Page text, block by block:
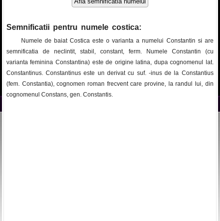
Semnificatii pentru numele costica:
Numele de baiat Costica este o varianta a numelui Constantin si are
semnificatia de neclintit, stabil, constant, ferm. Numele Constantin (cu
varianta feminina Constantina) este de origine latina, dupa cognomenul lat.
Constantinus. Constantinus este un derivat cu suf. -inus de la Constantius
(fem. Constantia), cognomen roman frecvent care provine, la randul lui, din
cognomenul Constans, gen. Constantis.